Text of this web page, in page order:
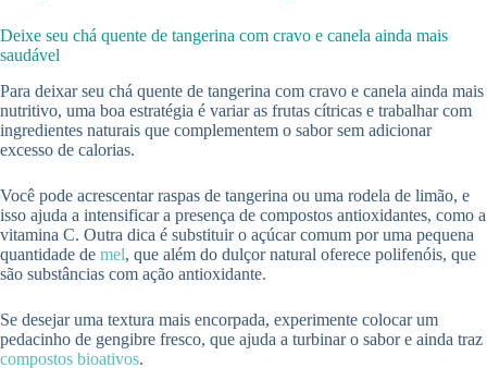
Deixe seu chá quente de tangerina com cravo e canela ainda mais
saudável
Para deixar seu chá quente de tangerina com cravo e canela ainda mais
nutritivo, uma boa estratégia é variar as frutas cítricas e trabalhar com
ingredientes naturais que complementem o sabor sem adicionar
excesso de calorias.
Você pode acrescentar raspas de tangerina ou uma rodela de limão, e
isso ajuda a intensificar a presença de compostos antioxidantes, como a
vitamina C. Outra dica é substituir o açúcar comum por uma pequena
quantidade de mel, que além do dulçor natural oferece polifenóis, que
são substâncias com ação antioxidante.
Se desejar uma textura mais encorpada, experimente colocar um
pedacinho de gengibre fresco, que ajuda a turbinar o sabor e ainda traz
compostos bioativos.